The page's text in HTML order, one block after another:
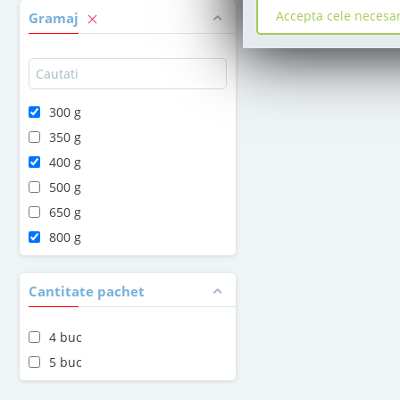
Gramaj
300 g
350 g
400 g
500 g
650 g
800 g
Cantitate pachet
4 buc
5 buc
Accepta cele